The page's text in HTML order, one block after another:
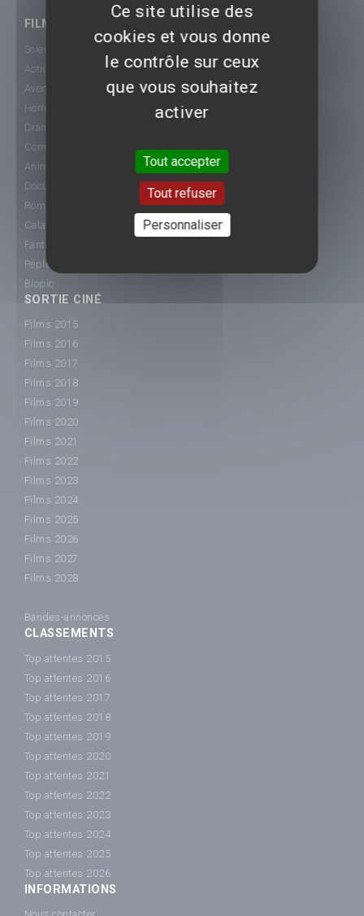
FILMS
Science-Fiction
Action
Aventure
Horreur
Drame
Comédie
Animation
Documentaire
Romance
Catastrophe
Fantastique
Péplum
Biopic
SORTIE CINÉ
Films 2015
Films 2016
Films 2017
Films 2018
Films 2019
Films 2020
Films 2021
Films 2022
Films 2023
Films 2024
Films 2025
Films 2026
Films 2027
Films 2028
Bandes-annonces
CLASSEMENTS
Top attentes 2015
Top attentes 2016
Top attentes 2017
Top attentes 2018
Top attentes 2019
Top attentes 2020
Top attentes 2021
Top attentes 2022
Top attentes 2023
Top attentes 2024
Top attentes 2025
Top attentes 2026
INFORMATIONS
Ce site utilise des
cookies et vous donne
le contrôle sur ceux
que vous souhaitez
activer
Tout accepter
Tout refuser
Personnaliser